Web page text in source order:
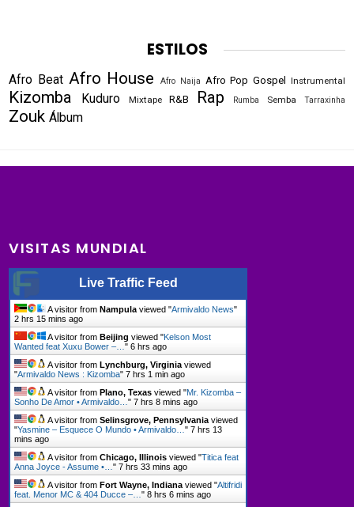
ESTILOS
Afro Beat Afro House Afro Naija Afro Pop Gospel Instrumental
Kizomba Kuduro Mixtape R&B Rap Rumba Semba Tarraxinha
Zouk Álbum
VISITAS MUNDIAL
Live Traffic Feed
A visitor from Nampula viewed "Armivaldo News"
2 hrs 15 mins ago
A visitor from Beijing viewed "Kelson Most
Wanted feat Xuxu Bower –…"6 hrs ago
A visitor from Lynchburg, Virginia viewed
"Armivaldo News : Kizomba"7 hrs 1 min ago
A visitor from Plano, Texas viewed "Mr. Kizomba –
Sonho De Amor • Armivaldo…"7 hrs 8 mins ago
A visitor fromSelinsgrove, Pennsylvania viewed
"Yasmine – Esquece O Mundo • Armivaldo…"7 hrs 13
mins ago
A visitor fromChicago, Illinois viewed "Titica feat
Anna Joyce - Assume •…"7 hrs 33 mins ago
A visitor from Fort Wayne, Indiana viewed "Altifridi
feat. Menor MC & 404 Ducce –…"8 hrs 6 mins ago